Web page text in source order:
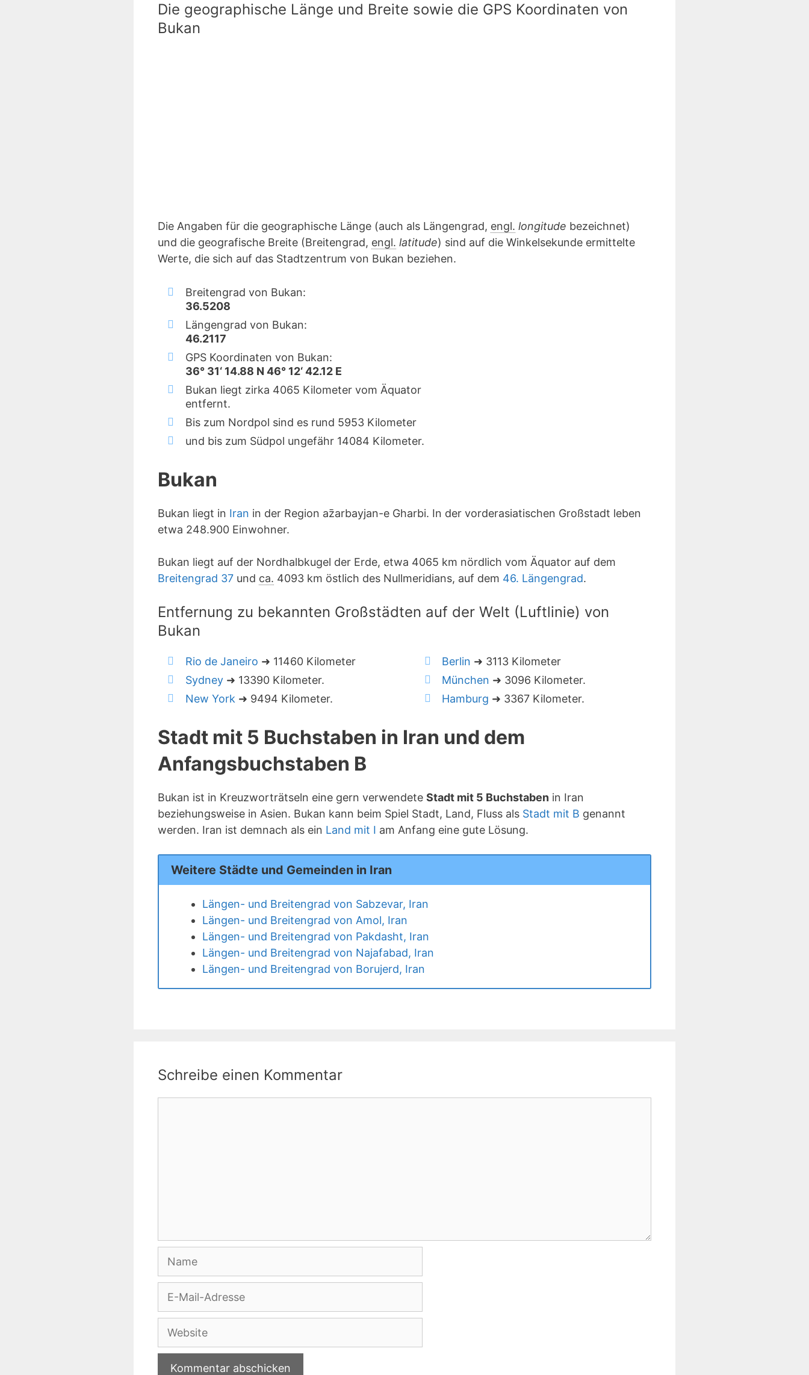
Die geographische Länge und Breite sowie die GPS Koordinaten von
Bukan
Die Angaben für die geographische Länge (auch als Längengrad, engl. longitude bezeichnet)
und die geografische Breite (Breitengrad, engl. latitude) sind auf die Winkelsekunde ermittelte
Werte, die sich auf das Stadtzentrum von Bukan beziehen.
Breitengrad von Bukan:
36.5208
Längengrad von Bukan:
46.2117
GPS Koordinaten von Bukan:
36° 31‘ 14.88 N 46° 12‘ 42.12 E
Bukan liegt zirka 4065 Kilometer vom Äquator
entfernt.
Bis zum Nordpol sind es rund 5953 Kilometer
und bis zum Südpol ungefähr 14084 Kilometer.
Bukan
Bukan liegt in Iran in der Region az̄arbayjan-e Gharbi. In der vorderasiatischen Großstadt leben
etwa 248.900 Einwohner.
Bukan liegt auf der Nordhalbkugel der Erde, etwa 4065 km nördlich vom Äquator auf dem
Breitengrad 37 und ca. 4093 km östlich des Nullmeridians, auf dem 46. Längengrad.
Entfernung zu bekannten Großstädten auf der Welt (Luftlinie) von
Bukan
Rio de Janeiro ➜ 11460 Kilometer
Sydney ➜ 13390 Kilometer.
New York ➜ 9494 Kilometer.
Berlin ➜ 3113 Kilometer
München ➜ 3096 Kilometer.
Hamburg ➜ 3367 Kilometer.
Stadt mit 5 Buchstaben in Iran und dem
Anfangsbuchstaben B
Bukan ist in Kreuzworträtseln eine gern verwendete Stadt mit 5 Buchstaben in Iran
beziehungsweise in Asien. Bukan kann beim Spiel Stadt, Land, Fluss als Stadt mit B genannt
werden. Iran ist demnach als ein Land mit I am Anfang eine gute Lösung.
Weitere Städte und Gemeinden in Iran
Längen- und Breitengrad von Sabzevar, Iran
Längen- und Breitengrad von Amol, Iran
Längen- und Breitengrad von Pakdasht, Iran
Längen- und Breitengrad von Najafabad, Iran
Längen- und Breitengrad von Borujerd, Iran
Schreibe einen Kommentar
Adresse
Website